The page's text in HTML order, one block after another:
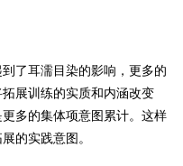
了耳濡目染的影响，更多的
展训练的实质和内涵改变
多的集体项意图累计。这样
的实践意图。